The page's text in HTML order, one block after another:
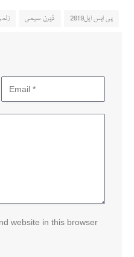
پی ایس ایل2019 ڈیرن سیمی
website in this browser